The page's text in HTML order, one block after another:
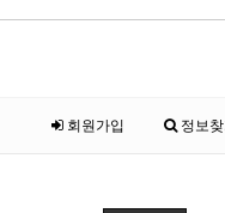
회원가입 정보찾